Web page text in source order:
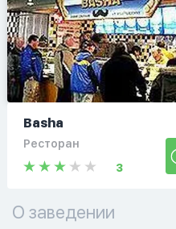
Basha
Ресторан
3
О заведении